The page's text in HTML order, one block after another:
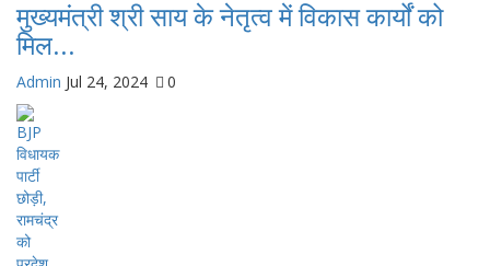
मुख्यमंत्री श्री साय के नेतृत्व में विकास कार्यों को
मिल...
Admin Jul 24, 2024 0